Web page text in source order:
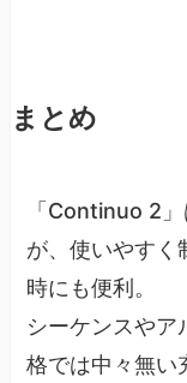
まとめ
「Continuo 2
が、使いやすく
時にも便利。
シーケンスやア
格では中々無い